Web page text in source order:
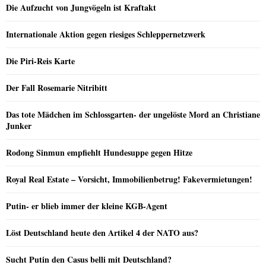
Die Aufzucht von Jungvögeln ist Kraftakt
Internationale Aktion gegen riesiges Schleppernetzwerk
Die Piri-Reis Karte
Der Fall Rosemarie Nitribitt
Das tote Mädchen im Schlossgarten- der ungelöste Mord an Christiane
Junker
Rodong Sinmun empfiehlt Hundesuppe gegen Hitze
Royal Real Estate – Vorsicht, Immobilienbetrug! Fakevermietungen!
Putin- er blieb immer der kleine KGB-Agent
Löst Deutschland heute den Artikel 4 der NATO aus?
Sucht Putin den Casus belli mit Deutschland?